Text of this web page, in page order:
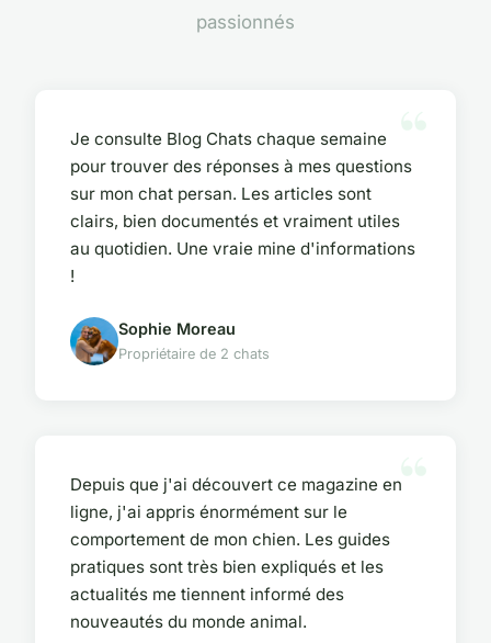
passionnés
Je consulte Blog Chats chaque semaine
pour trouver des réponses à mes questions
sur mon chat persan. Les articles sont
clairs, bien documentés et vraiment utiles
au quotidien. Une vraie mine d'informations
!
Sophie Moreau
Propriétaire de 2 chats
Depuis que j'ai découvert ce magazine en
ligne, j'ai appris énormément sur le
comportement de mon chien. Les guides
pratiques sont très bien expliqués et les
actualités me tiennent informé des
nouveautés du monde animal.